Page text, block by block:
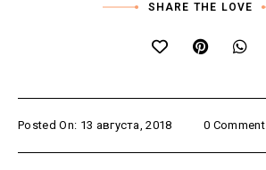
SHARE THE LOVE
Posted On: 13 августа, 2018 0 Comment